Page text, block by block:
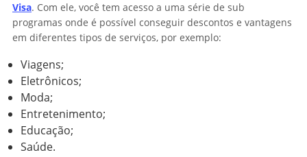
Visa. Com ele, você tem acesso a uma série de sub
programas onde é possível conseguir descontos e vantagens
em diferentes tipos de serviços, por exemplo:
Viagens;
Eletrônicos;
Moda;
Entretenimento;
Educação;
Saúde.